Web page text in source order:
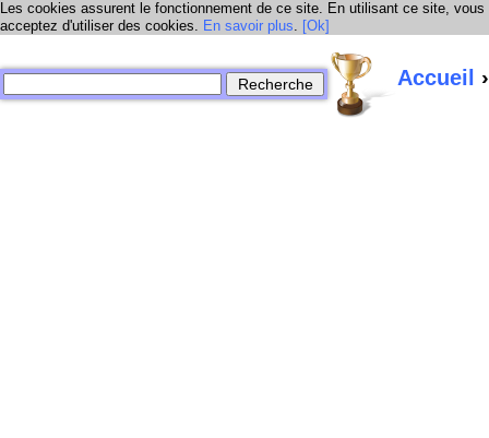
Les cookies assurent le fonctionnement de ce site. En utilisant ce site, vous
acceptez d'utiliser des cookies. En savoir plus. [Ok]
Accueil